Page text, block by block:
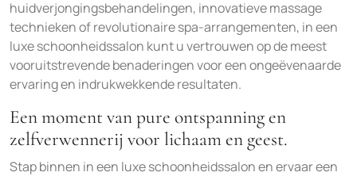
huidverjongingsbehandelingen, innovatieve massage
technieken of revolutionaire spa-arrangementen, in een
luxe schoonheidssalon kunt u vertrouwen op de meest
vooruitstrevende benaderingen voor een ongeëvenaarde
ervaring en indrukwekkende resultaten.
Een moment van pure ontspanning en
zelfverwennerij voor lichaam en geest.
Stap binnen in een luxe schoonheidssalon en ervaar een